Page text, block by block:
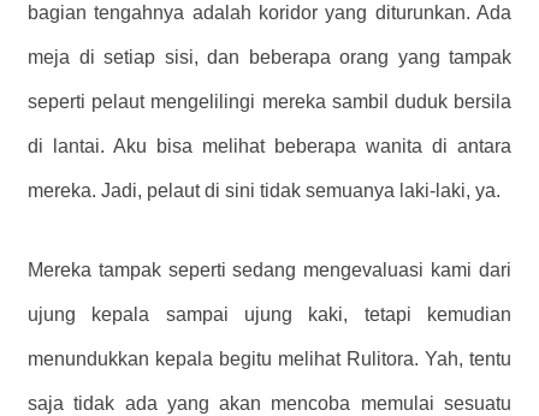
bagian tengahnya adalah koridor yang diturunkan. Ada
meja di setiap sisi, dan beberapa orang yang tampak
seperti pelaut mengelilingi mereka sambil duduk bersila
di lantai. Aku bisa melihat beberapa wanita di antara
mereka. Jadi, pelaut di sini tidak semuanya laki-laki, ya.
Mereka tampak seperti sedang mengevaluasi kami dari
ujung kepala sampai ujung kaki, tetapi kemudian
menundukkan kepala begitu melihat Rulitora. Yah, tentu
saja tidak ada yang akan mencoba memulai sesuatu